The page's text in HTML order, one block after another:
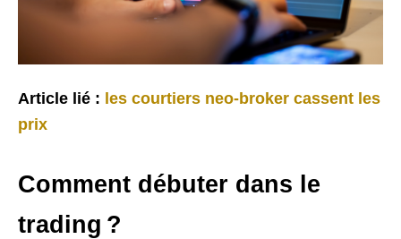
Article lié : les courtiers neo-broker cassent les
prix
Comment débuter dans le
trading ?